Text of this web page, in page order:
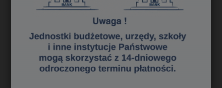
Dzięki kolekcji Leitz Cosy poczujesz się jak w domu, gdziekolwiek
zaprowadzą Cię obowiązki zawodowe. Minimalistyczne wzornictwo i
przyjazne kolory kolekcji wzbogacą styl Twojego miejsca pracy.
Nożyczki biurowe Leitz Cosy wykonane z nierdzewnej stali i pokryte